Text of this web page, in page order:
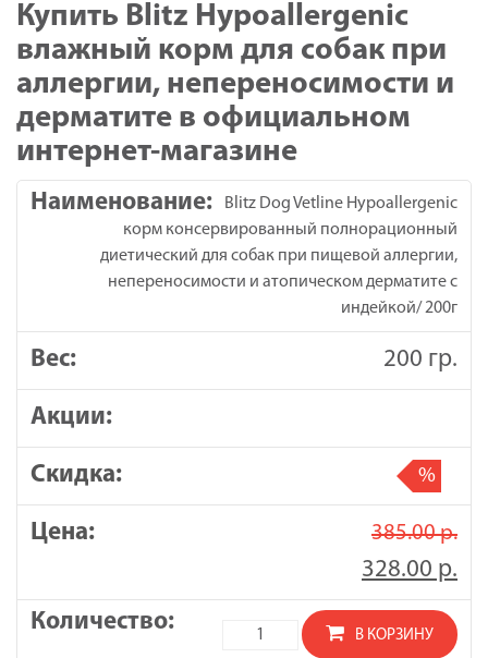
Купить Blitz Hypoallergenic
влажный корм для собак при
аллергии, непереносимости и
дерматите в официальном
интернет-магазине
Blitz Dog Vetline Hypoallergenic
корм консервированный полнорационный
диетический для собак при пищевой аллергии,
непереносимости и атопическом дерматите с
индейкой/ 200г
200 гр.
%
385.00р.
328.00 р.
Количество
В КОРЗИНУ